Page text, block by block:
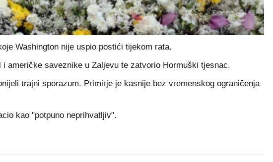
Washington nije uspio postići tijekom rata.
američke saveznike u Zaljevu te zatvorio Hormuški tjesnac.
trajni sporazum. Primirje je kasnije bez vremenskog ograničenja
kao "potpuno neprihvatljiv".